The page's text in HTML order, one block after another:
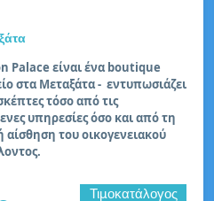
Palace είναι ένα boutique
στα Μεταξάτα - εντυπωσιάζει
τόσο από τις
υπηρεσίες όσο και από τη
αίσθηση του οικογενειακού
Τιμοκατάλογος